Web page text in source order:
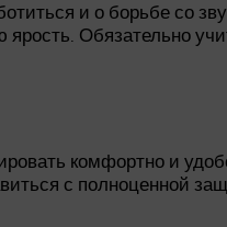
и о борьбе со
Обязательно
комфортно и
с полноценной